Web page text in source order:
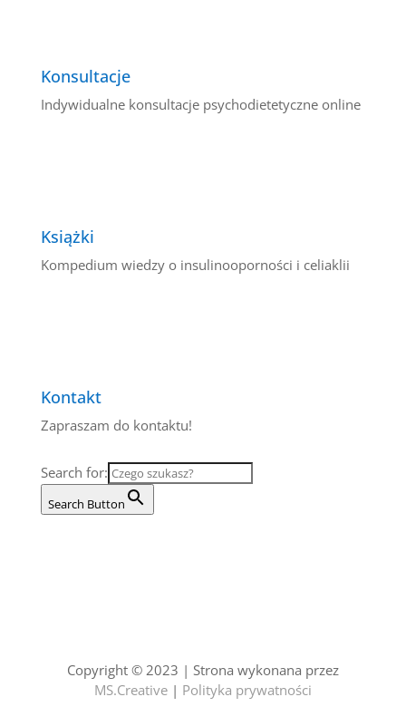
Konsultacje
Indywidualne konsultacje psychodietetyczne online
Książki
Kompedium wiedzy o insulinooporności i celiaklii
Kontakt
Zapraszam do kontaktu!
Search for:
Search Button
Copyright © 2023 | Strona wykonana przez
MS.Creative| Polityka prywatności